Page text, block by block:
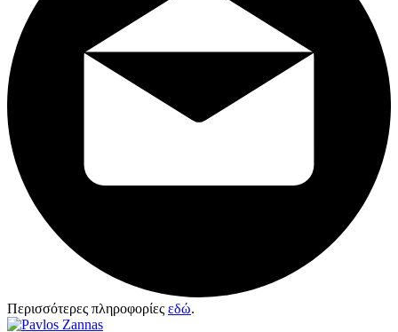
Περισσότερες πληροφορίες εδώ.